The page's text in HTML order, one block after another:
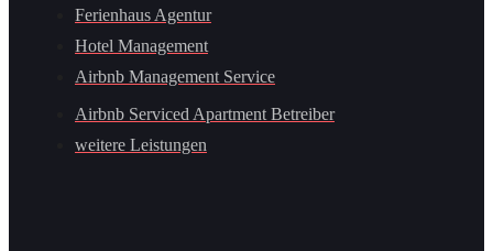
Ferienhaus Agentur
Hotel Management
Airbnb Management Service
Airbnb Serviced Apartment Betreiber
weitere Leistungen